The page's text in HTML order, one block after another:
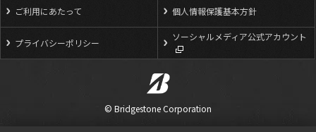
ご利用にあたって 個人情報保護基本方針
プライバシーポリシー
ソーシャルメディア公式アカウント
© Bridgestone Corporation